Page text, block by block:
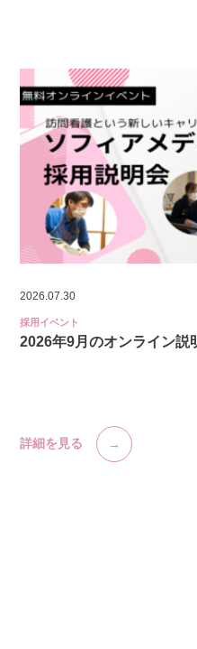
2026.07.30
採用イベント
2026年9月のオンライン説
詳細を見る